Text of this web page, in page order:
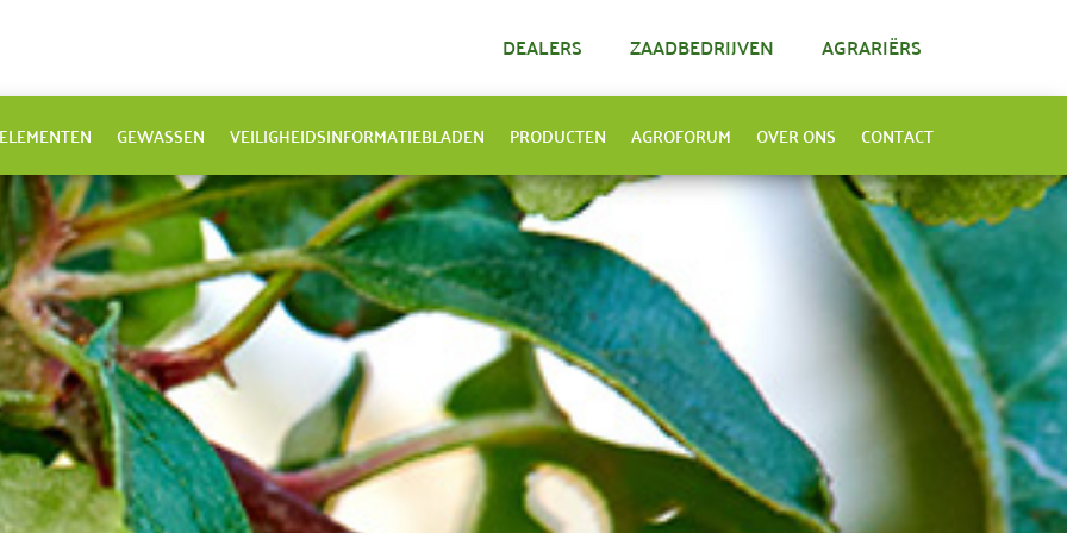
DEALERS ZAADBEDRIJVEN AGRARIËRS
ELEMENTEN GEWASSEN VEILIGHEIDSINFORMATIEBLADEN PRODUCTEN AGROFORUM OVER ONS CONTACT